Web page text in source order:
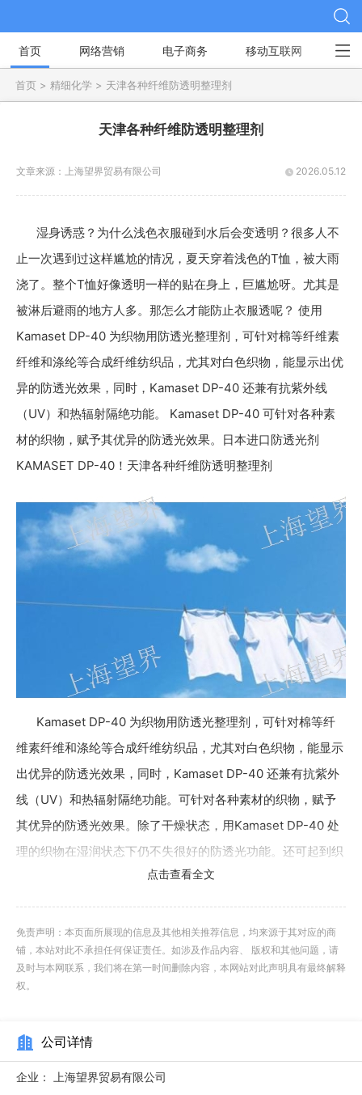
首页 网络营销 电子商务 移动互联网 社
首页 > 精细化学 > 天津各种纤维防透明整理剂
天津各种纤维防透明整理剂
2026.05.12
文章来源： 上海望界贸易有限公司
湿身诱惑？为什么浅色衣服碰到水后会变透明？很多人不
止一次遇到过这样尴尬的情况，夏天穿着浅色的T恤，被大雨
浇了。整个T恤好像透明一样的贴在身上，巨尴尬呀。尤其是
被淋后避雨的地方人多。那怎么才能防止衣服透呢？ 使用
Kamaset DP-40 为织物用防透光整理剂，可针对棉等纤维素
纤维和涤纶等合成纤维纺织品，尤其对白色织物，能显示出优
异的防透光效果，同时，Kamaset DP-40 还兼有抗紫外线
（UV）和热辐射隔绝功能。 Kamaset DP-40 可针对各种素
材的织物，赋予其优异的防透光效果。日本进口防透光剂
KAMASET DP-40！天津各种纤维防透明整理剂
Kamaset DP-40 为织物用防透光整理剂，可针对棉等纤
维素纤维和涤纶等合成纤维纺织品，尤其对白色织物，能显示
出优异的防透光效果，同时，Kamaset DP-40 还兼有抗紫外
线（UV）和热辐射隔绝功能。可针对各种素材的织物，赋予
其优异的防透光效果。除了干燥状态，用Kamaset DP-40 处
理的织物在湿润状态下仍不失很好的防透光功能。还可起到织
物消光的功能。 [性状] ·外观：白色液体 ·离子型：阴/非离子
·pH 值：6.5～8.5 ·溶解性：已分散于水中 上海望界贸易有限
公司以服务中国的制造业为己任。自2002年创业以来，通过
和日本、欧美等国际知名企业的合作和提携，向广大的中国企
业提供质量的产品和服务，为中国经济的可持续发展和中华民
物防走光-防透明整理剂-来上海望界。
点击查看全文
免责声明：本页面所展现的信息及其他相关推荐信息，均来源于其对应的商
铺，本站对此不承担任何保证责任。如涉及作品内容、 版权和其他问题，请
及时与本网联系，我们将在第一时间删除内容，本网站对此声明具有最终解释
权。
公司详情
企业： 上海望界贸易有限公司